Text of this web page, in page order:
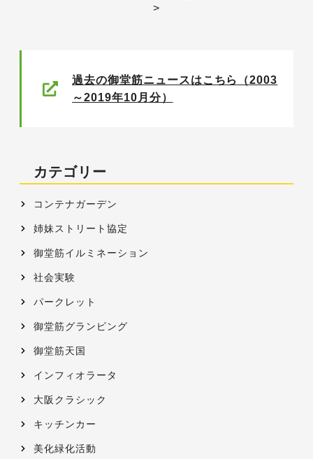
>
過去の御堂筋ニュースはこちら（2003
～2019年10月分）
カテゴリー
コンテナガーデン
姉妹ストリート協定
御堂筋イルミネーション
社会実験
パークレット
御堂筋グランピング
御堂筋天国
インフィオラータ
大阪クラシック
キッチンカー
美化緑化活動